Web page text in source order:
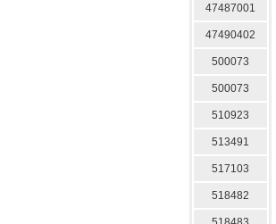
47487001
47490402
500073
500073
510923
513491
517103
518482